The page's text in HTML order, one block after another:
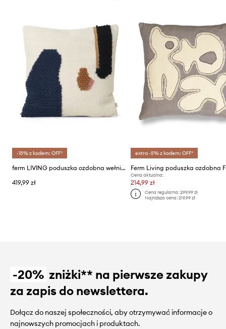
-15% z kodem: OFF*
ferm LIVING poduszka ozdobna wełniana Loop
419,99 zł
extra -5% z kodem: OFF*
Ferm Living poduszka ozdobna
Cena aktualna:
214,99 zł
Cena regularna: 299,99 zł
Najniższa cena: 219,99 zł
-20% zniżki** na pierwsze zakupy
za zapis do newslettera.
Dołącz do naszej społeczności, aby otrzymywać informacje o
najnowszych promocjach i produktach.